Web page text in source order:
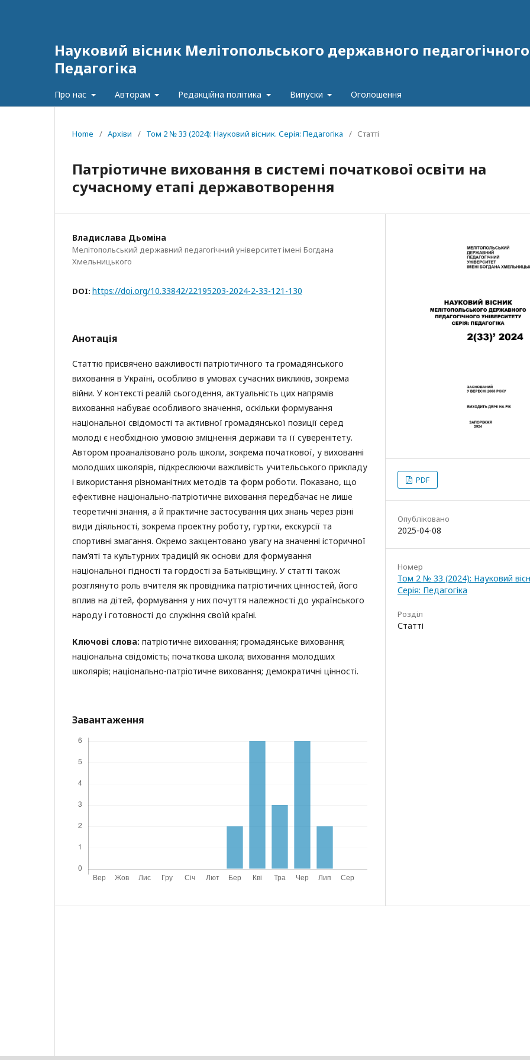
Науковий вісник Мелітопольського державного педагогічного
Педагогіка
Про нас Авторам Редакційна політика Випуски Оголошення
Home / Архіви / Том 2 № 33 (2024): Науковий вісник. Серія: Педагогіка / Статті
Патріотичне виховання в системі початкової освіти на
сучасному етапі державотворення
Владислава Дьоміна
Мелітопольський державний педагогічний університет імені Богдана
Хмельницького
DOI: https://doi.org/10.33842/22195203-2024-2-33-121-130
Анотація
Статтю присвячено важливості патріотичного та громадянського
виховання в Україні, особливо в умовах сучасних викликів, зокрема
війни. У контексті реалій сьогодення, актуальність цих напрямів
виховання набуває особливого значення, оскільки формування
національної свідомості та активної громадянської позиції серед
молоді є необхідною умовою зміцнення держави та її суверенітету.
Автором проаналізовано роль школи, зокрема початкової, у вихованні
молодших школярів, підкреслюючи важливість учительського прикладу
і використання різноманітних методів та форм роботи. Показано, що
ефективне національно-патріотичне виховання передбачає не лише
теоретичні знання, а й практичне застосування цих знань через різні
види діяльності, зокрема проектну роботу, гуртки, екскурсії та
спортивні змагання. Окремо закцентовано увагу на значенні історичної
пам’яті та культурних традицій як основи для формування
національної гідності та гордості за Батьківщину. У статті також
розглянуто роль вчителя як провідника патріотичних цінностей, його
вплив на дітей, формування у них почуття належності до українського
народу і готовності до служіння своїй країні.
Ключові слова: патріотичне виховання; громадянське виховання;
національна свідомість; початкова школа; виховання молодших
школярів; національно-патріотичне виховання; демократичні цінності.
Завантаження
PDF
Опубліковано
2025-04-08
Номер
Том 2 № 33 (2024): Науковий
Серія: Педагогіка
Розділ
Статті